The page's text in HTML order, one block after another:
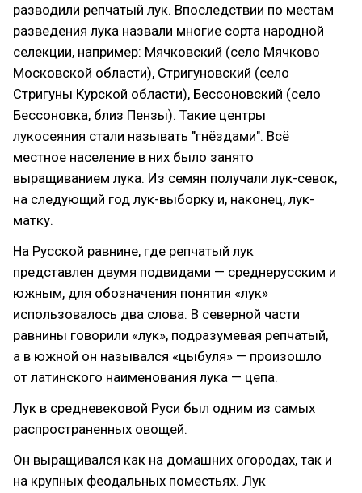
разводили репчатый лук. Впоследствии по местам
разведения лука назвали многие сорта народной
селекции, например: Мячковский (село Мячково
Московской области), Стригуновский (село
Стригуны Курской области), Бессоновский (село
Бессоновка, близ Пензы). Такие центры
лукосеяния стали называть "гнёздами". Всё
местное население в них было занято
выращиванием лука. Из семян получали лук-севок,
на следующий год лук-выборку и, наконец, лук-
матку.
На Русской равнине, где репчатый лук
представлен двумя подвидами — среднерусским и
южным, для обозначения понятия «лук»
использовалось два слова. В северной части
равнины говорили «лук», подразумевая репчатый,
а в южной он назывался «цыбуля» — произошло
от латинского наименования лука — цепа.
Лук в средневековой Руси был одним из самых
распространенных овощей.
Он выращивался как на домашних огородах, так и
на крупных феодальных поместьях. Лук